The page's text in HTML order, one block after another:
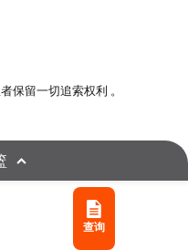
查询
保留一切追索权利 。